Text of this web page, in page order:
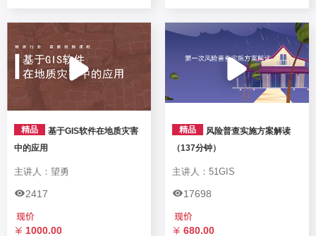
精品
基于GIS软件在地质灾害
中的应用
主讲人：望勇
2417
1000.00
精品
风险普查实施方案解读
（137分钟）
主讲人：51GIS
17698
680.00